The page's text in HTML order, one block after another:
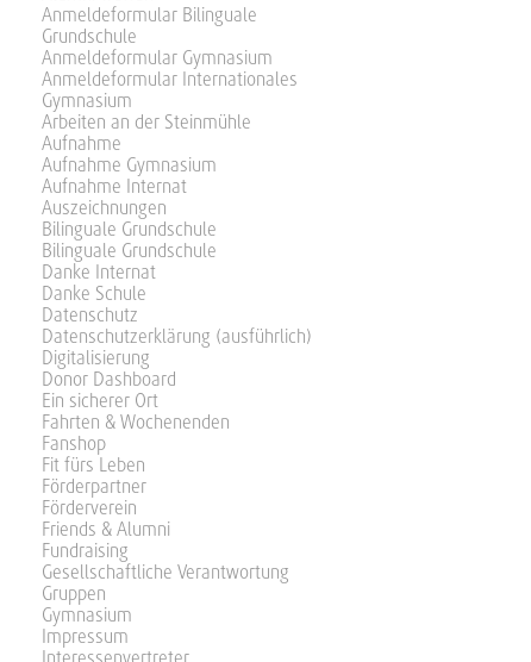
Anmeldeformular Bilinguale
Grundschule
Anmeldeformular Gymnasium
Anmeldeformular Internationales
Gymnasium
Arbeiten an der Steinmühle
Aufnahme
Aufnahme Gymnasium
Aufnahme Internat
Auszeichnungen
Bilinguale Grundschule
Bilinguale Grundschule
Danke Internat
Danke Schule
Datenschutz
Datenschutzerklärung (ausführlich)
Digitalisierung
Donor Dashboard
Ein sicherer Ort
Fahrten & Wochenenden
Fanshop
Fit fürs Leben
Förderpartner
Förderverein
Friends & Alumni
Fundraising
Gesellschaftliche Verantwortung
Gruppen
Gymnasium
Impressum